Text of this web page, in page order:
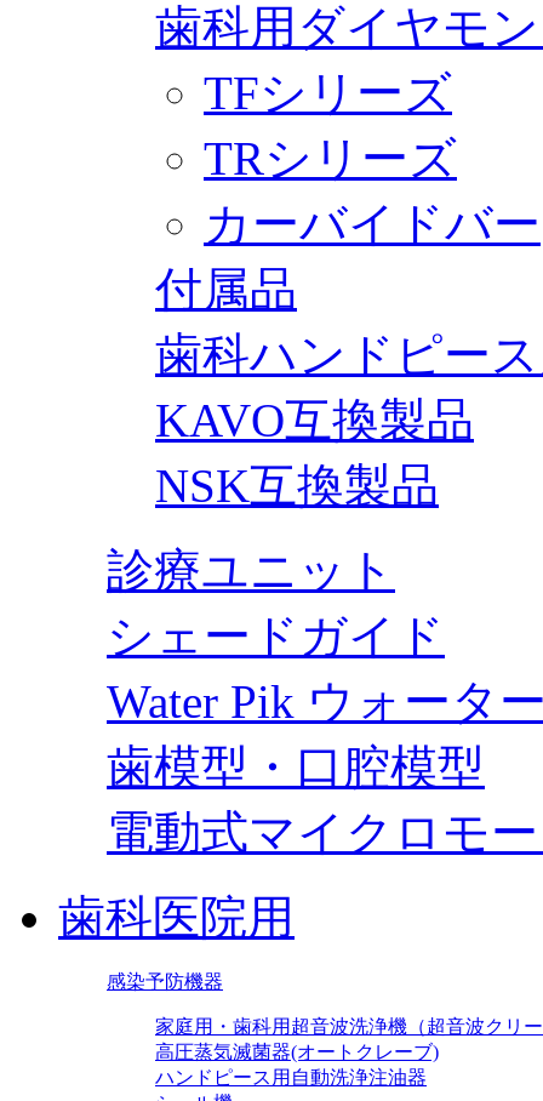
歯科用ダイヤモ
TFシリーズ
TRシリーズ
カーバイドバー
付属品
歯科ハンドピー
KAVO互換製品
NSK互換製品
診療ユニット
シェードガイド
Water Pik ウォータ
歯模型・口腔模型
電動式マイクロモ
歯科医院用
感染予防機器
家庭用・歯科用超音波洗浄機（超音波クリ
高圧蒸気滅菌器(オートクレーブ)
ハンドピース用自動洗浄注油器